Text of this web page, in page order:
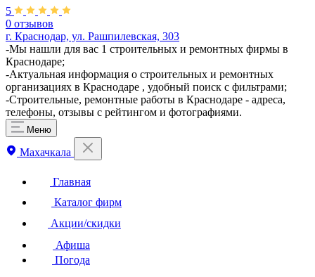
5
0 отзывов
г. Краснодар, ул. Рашпилевская, 303
-Мы нашли для вас 1 строительных и ремонтных фирмы в
Краснодаре;
-Актуальная информация о строительных и ремонтных
организациях в Краснодаре , удобный поиск с фильтрами;
-Строительные, ремонтные работы в Краснодаре - адреса,
телефоны, отзывы с рейтингом и фотографиями.
Меню
Махачкала
Главная
Каталог фирм
Акции/скидки
Афиша
Погода